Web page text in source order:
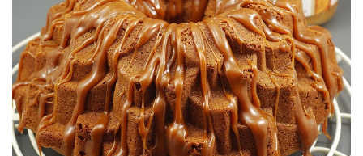
BUNDTCAKE DE CREMA DE
SPECULOOS
Pura tentación…